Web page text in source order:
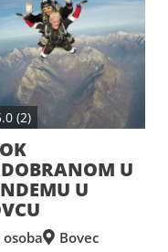
(2)
LET U
osoba Logatec